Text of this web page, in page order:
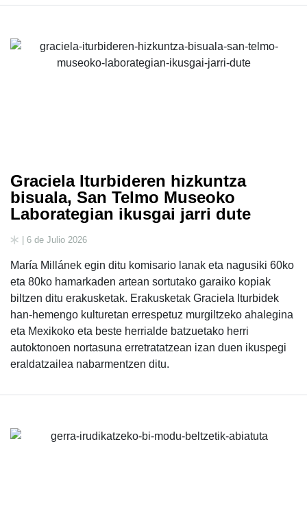
Graciela Iturbideren hizkuntza
bisuala, San Telmo Museoko
Laborategian ikusgai jarri dute
| 6 de Julio 2026
María Millánek egin ditu komisario lanak eta nagusiki 60ko
eta 80ko hamarkaden artean sortutako garaiko kopiak
biltzen ditu erakusketak. Erakusketak Graciela Iturbidek
han-hemengo kulturetan errespetuz murgiltzeko ahalegina
eta Mexikoko eta beste herrialde batzuetako herri
autoktonoen nortasuna erretratatzean izan duen ikuspegi
eraldatzailea nabarmentzen ditu.